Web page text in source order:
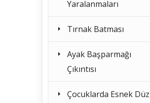
Yaralanmaları
Tırnak Batması
Ayak Başparmağı
Çıkıntısı
Çocuklarda Esnek Düz